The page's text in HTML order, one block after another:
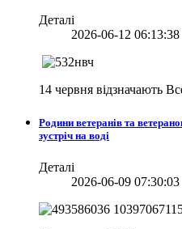
Деталі
2026-06-12 06:13:38
14 червня відзначають
Родини ветеранів та
зустріч на воді
Деталі
2026-06-09 07:30:03